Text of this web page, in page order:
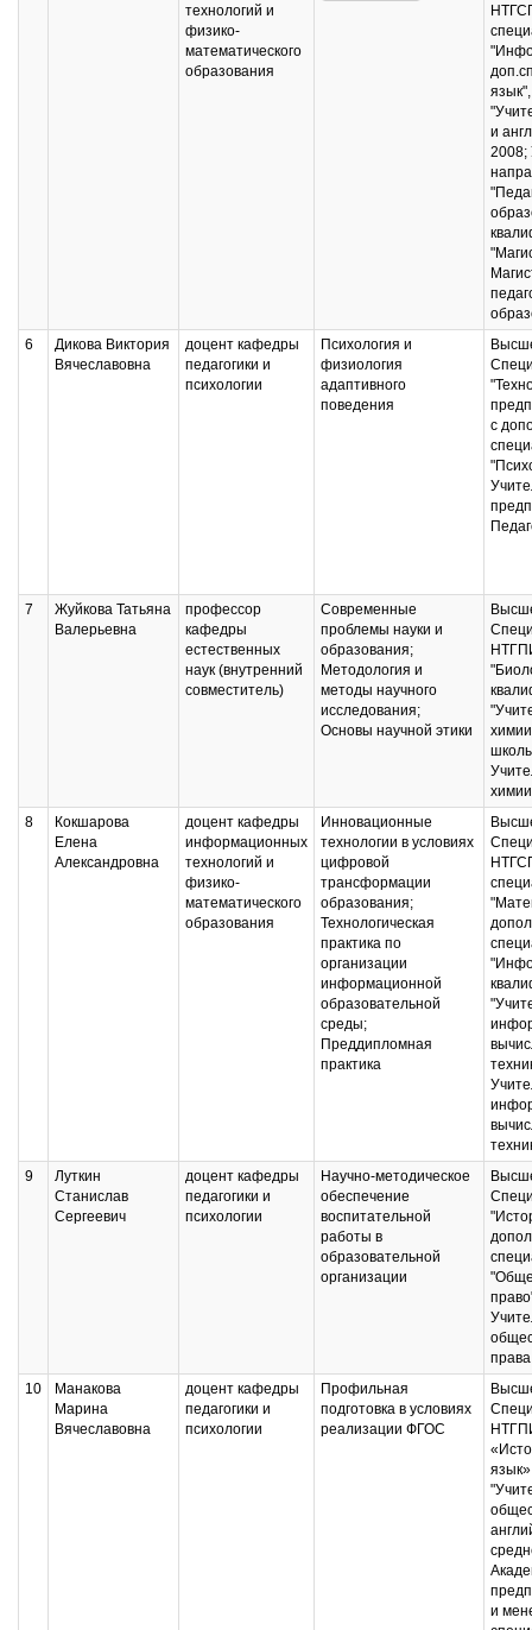
технологий и
физико-
математического
образования
и
2008;
6
Дикова Виктория
Вячеславовна
доцент кафедры
педагогики и
психологии
Психология и
физиология
адаптивного
поведения
с
7
Жуйкова Татьяна
Валерьевна
профессор
кафедры
естественных
наук (внутренний
совместитель)
Современные
проблемы науки и
образования;
Методология и
методы научного
исследования;
Основы научной этики
8
Кокшарова
Елена
Александровна
доцент кафедры
информационных
технологий и
физико-
математического
образования
Инновационные
технологии в условиях
цифровой
трансформации
образования;
Технологическая
практика по
организации
информационной
образовательной
среды;
Преддипломная
практика
9
Луткин
Станислав
Сергеевич
доцент кафедры
педагогики и
психологии
Научно-методическое
обеспечение
воспитательной
работы в
образовательной
организации
права
10
Манакова
Марина
Вячеславовна
доцент кафедры
педагогики и
психологии
Профильная
подготовка в условиях
реализации ФГОС
и